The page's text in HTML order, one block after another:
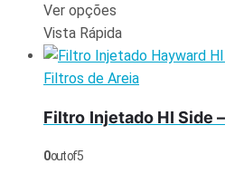
Ver opções
Vista Rápida
Filtros de Areia
Filtro Injetado HI Side
0out of 5